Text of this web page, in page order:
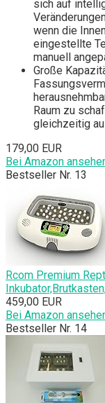
sich auf
wenn die
eingestellte
manuell
Große
Raum zu
gleichzeitig
179,00 EUR
Bei Amazon
Bestseller Nr. 13
Rcom Premium
459,00 EUR
Bei Amazon
Bestseller Nr. 14